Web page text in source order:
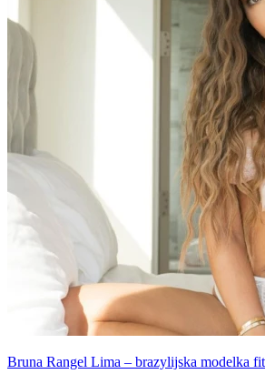
Bruna Rangel Lima – brazylijska modelka